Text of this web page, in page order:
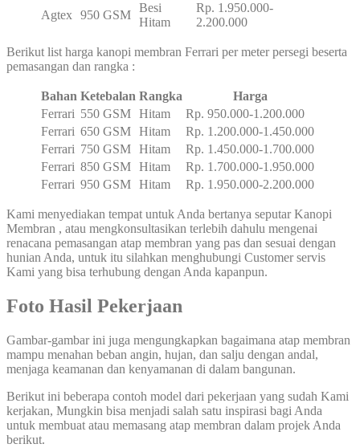
Agtex 950 GSM
Besi
Hitam
Rp. 1.950.000-
2.200.000
Berikut list harga kanopi membran Ferrari per meter persegi beserta
pemasangan dan rangka :
Bahan Ketebalan Rangka
Harga
Ferrari 550 GSM Hitam
Rp. 950.000-1.200.000
Ferrari 650 GSM Hitam
Rp. 1.200.000-1.450.000
Ferrari 750 GSM Hitam
Rp. 1.450.000-1.700.000
Ferrari 850 GSM Hitam
Rp. 1.700.000-1.950.000
Ferrari 950 GSM Hitam Rp. 1.950.000-2.200.000
Kami menyediakan tempat untuk Anda bertanya seputar Kanopi
Membran , atau mengkonsultasikan terlebih dahulu mengenai
renacana pemasangan atap membran yang pas dan sesuai dengan
hunian Anda, untuk itu silahkan menghubungi Customer servis
Kami yang bisa terhubung dengan Anda kapanpun.
Foto Hasil Pekerjaan
Gambar-gambar ini juga mengungkapkan bagaimana atap membran
mampu menahan beban angin, hujan, dan salju dengan andal,
menjaga keamanan dan kenyamanan di dalam bangunan.
Berikut ini beberapa contoh model dari pekerjaan yang sudah Kami
kerjakan, Mungkin bisa menjadi salah satu inspirasi bagi Anda
untuk membuat atau memasang atap membran dalam projek Anda
berikut.